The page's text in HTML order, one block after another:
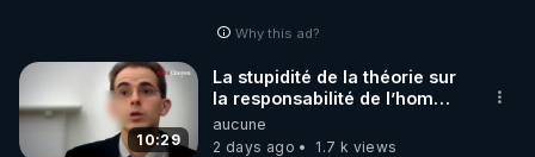
Why this ad?
10:29
La stupidité de la théorie sur
la responsabilité de l’homme
concernant le dioxyde de
carbone.
aucune
2 days ago
1.7 k views